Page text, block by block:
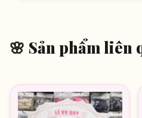
🌸 Sản phẩm liên